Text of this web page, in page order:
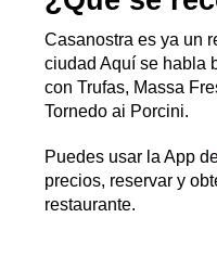
Casanostra es ya un
ciudad Aquí se habla
con Trufas, Massa
Tornedo ai Porcini.
Puedes usar la App
precios, reservar y
restaurante.